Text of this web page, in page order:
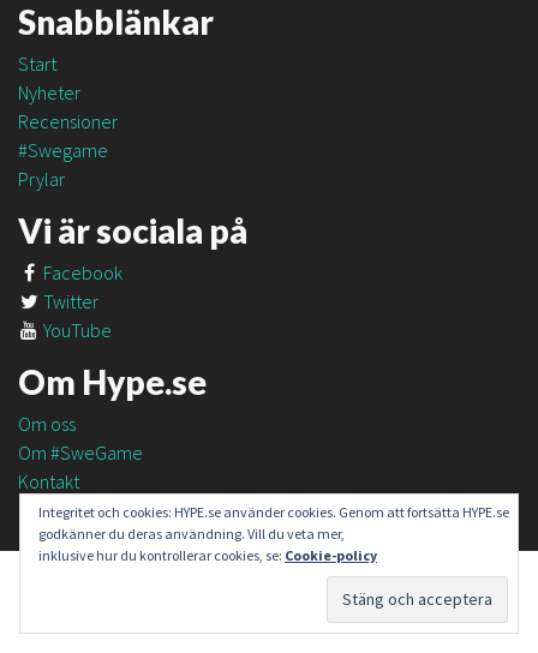
Snabblänkar
Start
Nyheter
Recensioner
#Swegame
Prylar
Vi är sociala på
Facebook
Twitter
YouTube
Om Hype.se
Om oss
Om #SweGame
Kontakt
Integritet och cookies: HYPE.se använder cookies. Genom att fortsätta HYPE.se
godkänner du deras användning. Vill du veta mer,
inklusive hur du kontrollerar cookies, se: Cookie-policy